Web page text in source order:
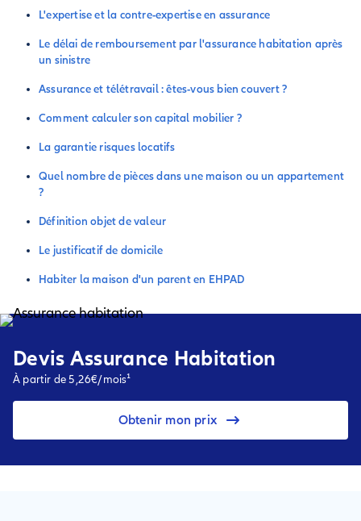
L'expertise et la contre-expertise en assurance
Le délai de remboursement par l'assurance habitation après
un sinistre
Assurance et télétravail : êtes-vous bien couvert ?
Comment calculer son capital mobilier ?
La garantie risques locatifs
Quel nombre de pièces dans une maison ou un appartement
?
Définition objet de valeur
Le justificatif de domicile
Habiter la maison d'un parent en EHPAD
Devis Assurance Habitation
À partir de 5,26€/mois¹
Obtenir mon prix